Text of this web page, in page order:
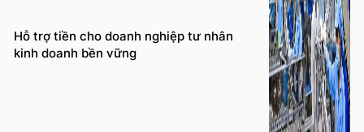
Hỗ trợ tiền cho doanh nghiệp tư nhân
kinh doanh bền vững